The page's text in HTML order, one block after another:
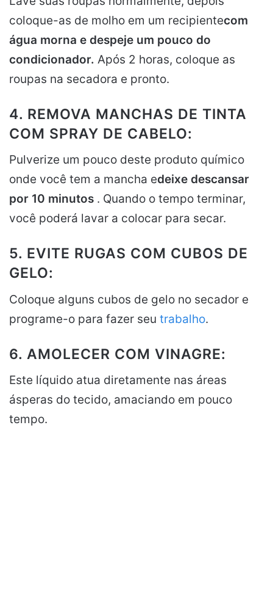
coloque-as de molho em um recipientecom
água morna e despeje um pouco do
condicionador. Após 2 horas, coloque as
roupas na secadora e pronto.
4. REMOVA MANCHAS DE TINTA
COM SPRAY DE CABELO:
Pulverize um pouco deste produto químico
onde você tem a mancha edeixe descansar
por 10 minutos . Quando o tempo terminar,
você poderá lavar a colocar para secar.
5. EVITE RUGAS COM CUBOS DE
GELO:
Coloque alguns cubos de gelo no secador e
programe-o para fazer seu trabalho.
6. AMOLECER COM VINAGRE:
Este líquido atua diretamente nas áreas
ásperas do tecido, amaciando em pouco
tempo.